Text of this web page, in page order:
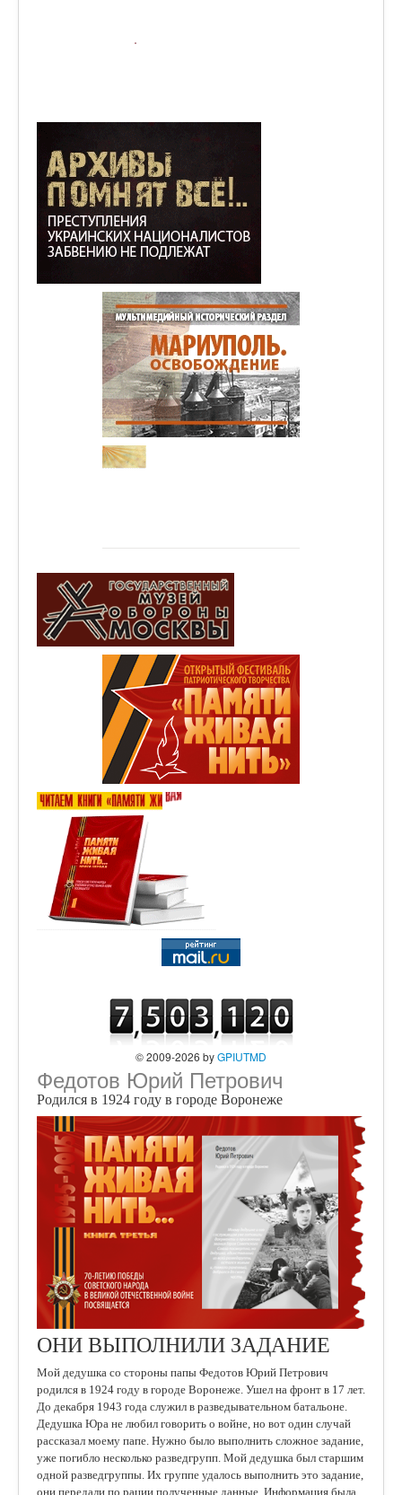
© 2009-2026 byGPIUTMD
Федотов Юрий Петрович
Родился в 1924 году в городе Воронеже
ОНИ ВЫПОЛНИЛИ ЗАДАНИЕ
Мой дедушка со стороны папы Федотов Юрий Петрович
родился в 1924 году в городе Воронеже. Ушел на фронт в 17 лет.
До декабря 1943 года служил в разведывательном батальоне.
Дедушка Юра не любил говорить о войне, но вот один случай
рассказал моему папе. Нужно было выполнить сложное задание,
уже погибло несколько разведгрупп. Мой дедушка был старшим
одной разведгруппы. Их группе удалось выполнить это задание,
они передали по рации полученные данные. Информация была